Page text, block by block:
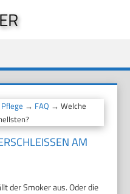
→ FAQ → Welche
AM S
der Smoker aus. Oder die